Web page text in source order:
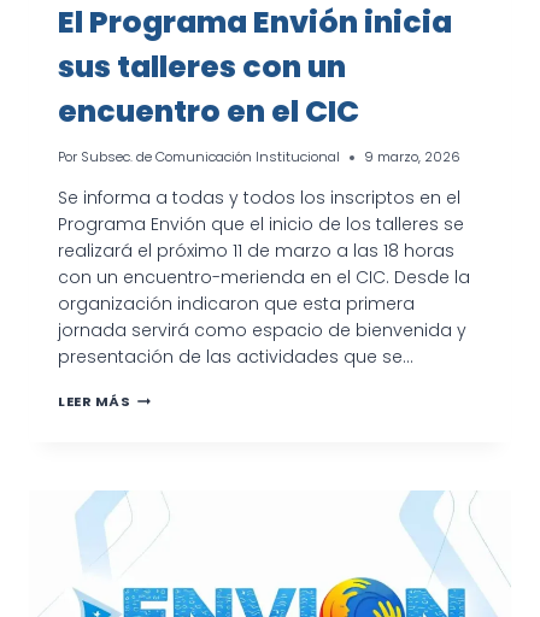
El Programa Envión inicia
sus talleres con un
encuentro en el CIC
Por Subsec. de Comunicación Institucional 9 marzo, 2026
Se informa a todas y todos los inscriptos en el
Programa Envión que el inicio de los talleres se
realizará el próximo 11 de marzo a las 18 horas
con un encuentro-merienda en el CIC. Desde la
organización indicaron que esta primera
jornada servirá como espacio de bienvenida y
presentación de las actividades que se…
LEER MÁS EL
TALLERES
EL